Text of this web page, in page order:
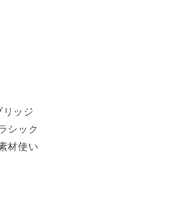
ッジ
シック
材使い